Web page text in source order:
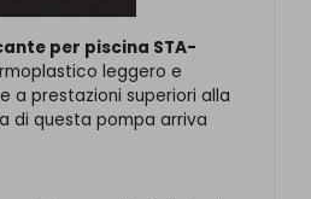
per piscina STA-
leggero e
a prestazioni superiori alla
di questa pompa arriva